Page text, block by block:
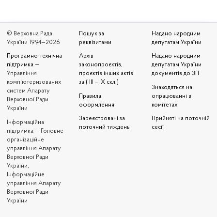
© Верховна Рада
України 1994—2026
Програмно-технічна
підтримка —
Управління
комп'ютеризованих
систем Апарату
Верховної Ради
України
Iнформаційна
підтримка — Головне
організаційне
управління Апарату
Верховної Ради
України,
Інформаційне
управління Апарату
Верховної Ради
України
Пошук за
реквізитами
Архів
законопроєктів,
проєктів інших актів
за ( III – IX скл.)
Правила
оформлення
Зареєстровані за
поточний тиждень
Надано народним
депутатам України
Надано народним
депутатам України
документів до ЗП
Знаходяться на
опрацюванні в
комітетах
Прийняті на поточній
сесії